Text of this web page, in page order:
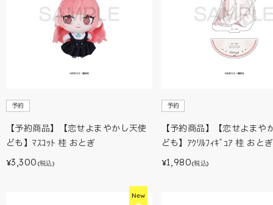
予約
【予約商品】【恋せよまやかし天使
ども】ﾏｽｺｯﾄ 桂 おとぎ
¥3,300 (税込)
予約
【予約商品】【恋せよまや
ども】ｱｸﾘﾙﾌｨｷﾞｭｱ 桂 おとぎ
¥1,980(税込)